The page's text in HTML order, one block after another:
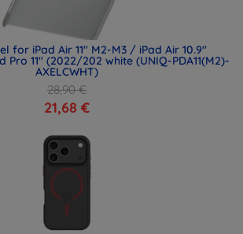
for iPad Air 11" M2-M3 / iPad Air 10.9"
11" (2022/202 white (UNIQ-PDA11(M2)-
AXELCWHT)
28,90 €
21,68 €